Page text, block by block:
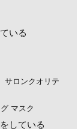
いる
サロンクオリテ
マスク
している